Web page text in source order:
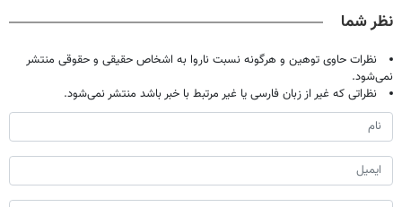
نظر شما
نظرات حاوی توهین و هرگونه نسبت ناروا به اشخاص حقیقی و حقوقی منتشر
نمی‌شود.
نظراتی که غیر از زبان فارسی یا غیر مرتبط با خبر باشد منتشر نمی‌شود.